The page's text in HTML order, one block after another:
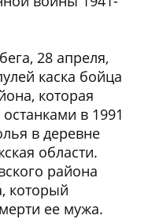
28 апреля,
каска бойца
которая
в 1991
в деревне
области.
района
который
ее мужа.